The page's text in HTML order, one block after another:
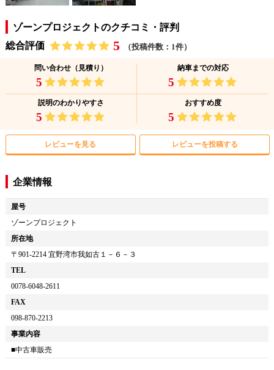
ゾーンプロジェクトのクチコミ・評判
総合評価
5 （投稿件数：1件）
問い合わせ（見積り）
5
納車までの対応
5
説明のわかりやすさ
5
おすすめ度
5
レビューを見る レビューを投稿する
企業情報
屋号
ゾーンプロジェクト
所在地
〒 901-2214 宜野湾市我如古１－６－３
TEL
0078-6048-2611
FAX
098-870-2213
事業内容
■中古車販売